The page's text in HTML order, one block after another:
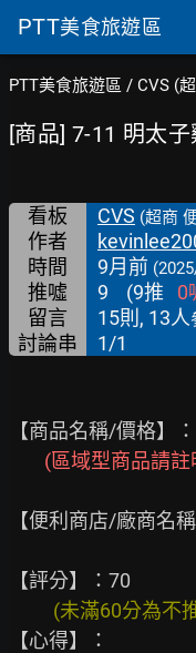
PTT美食旅遊區
PTT美食旅遊區 / CVS (
[商品] 7-11 明太
看板 CVS (超商
作者
時間 9月前
推噓 9 (9推 0
留言
15則, 13人
討論串 1/1
【商品名稱/價格】
(區域型商品請
【便利商店/廠商名
(未滿60分為
【心得】：